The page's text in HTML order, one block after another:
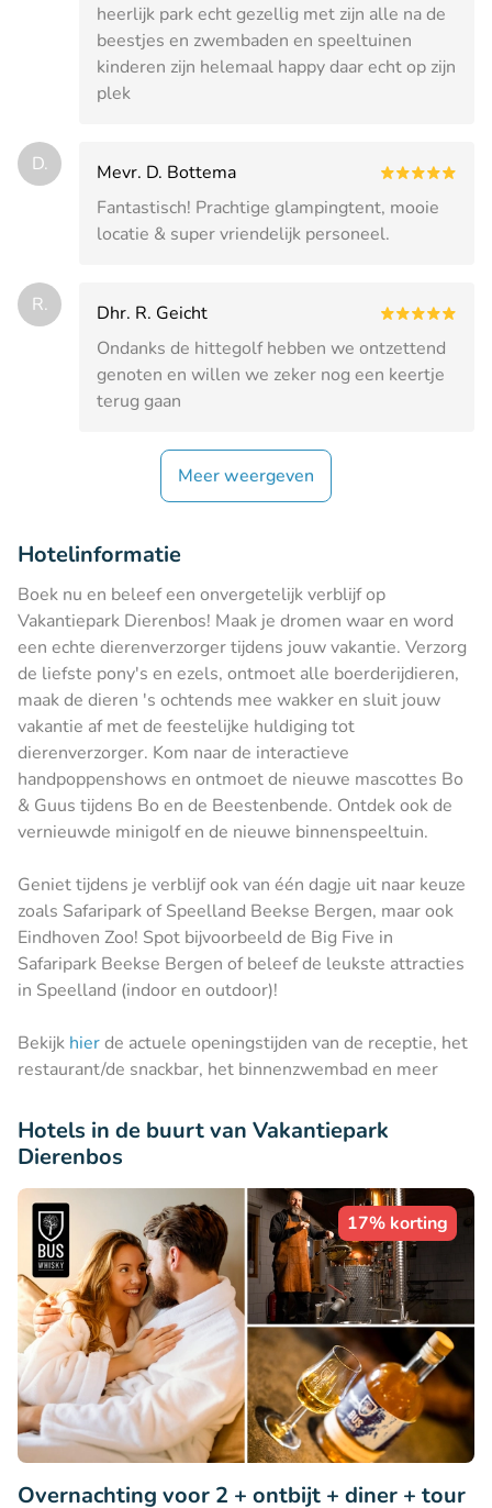
heerlijk park echt gezellig met zijn alle na de
beestjes en zwembaden en speeltuinen
kinderen zijn helemaal happy daar echt op zijn
plek
D.
Mevr. D. Bottema
Fantastisch! Prachtige glampingtent, mooie
locatie & super vriendelijk personeel.
R.
Dhr. R. Geicht
Ondanks de hittegolf hebben we ontzettend
genoten en willen we zeker nog een keertje
terug gaan
Meer weergeven
Hotelinformatie
Boek nu en beleef een onvergetelijk verblijf op
Vakantiepark Dierenbos! Maak je dromen waar en word
een echte dierenverzorger tijdens jouw vakantie. Verzorg
de liefste pony's en ezels, ontmoet alle boerderijdieren,
maak de dieren 's ochtends mee wakker en sluit jouw
vakantie af met de feestelijke huldiging tot
dierenverzorger. Kom naar de interactieve
handpoppenshows en ontmoet de nieuwe mascottes Bo
& Guus tijdens Bo en de Beestenbende. Ontdek ook de
vernieuwde minigolf en de nieuwe binnenspeeltuin.
Geniet tijdens je verblijf ook van één dagje uit naar keuze
zoals Safaripark of Speelland Beekse Bergen, maar ook
Eindhoven Zoo! Spot bijvoorbeeld de Big Five in
Safaripark Beekse Bergen of beleef de leukste attracties
in Speelland (indoor en outdoor)!
Bekijk hierde actuele openingstijden van de receptie, het
restaurant/de snackbar, het binnenzwembad en meer
Hotels in de buurt van Vakantiepark
Dierenbos
17% korting
Overnachting voor 2 + ontbijt + diner + tour